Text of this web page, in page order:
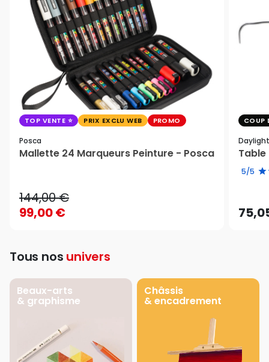
TOP VENTE PRIX EXCLU WEB PROMO
Posca
Mallette 24 Marqueurs Peinture - Posca
144,00 €
99,00 €
COUP
Daylight
Table
5/5
Tous nos univers
Beaux-arts
& graphisme
Châssis
& encadrement